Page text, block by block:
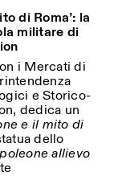
about our
Friday: 14:30-
14:30-20:00
11:00-
only
launch
di Roma’: la
militare di
i Mercati di
e Storico-
dedica un
e il mito di
dello
allievo